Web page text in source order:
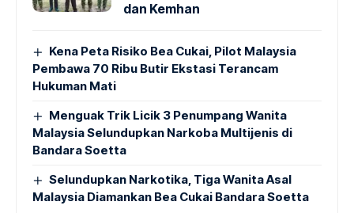
dan Kemhan
Kena Peta Risiko Bea Cukai, Pilot Malaysia
Pembawa 70 Ribu Butir Ekstasi Terancam
Hukuman Mati
Menguak Trik Licik 3 Penumpang Wanita
Malaysia Selundupkan Narkoba Multijenis di
Bandara Soetta
Selundupkan Narkotika, Tiga Wanita Asal
Malaysia Diamankan Bea Cukai Bandara Soetta